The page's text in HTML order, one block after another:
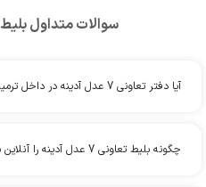
سوالات متداول بلیط
آیا دفتر تعاونی 7 عدل آدینه در داخل ترمینال است یا خارج آن؟
چگونه بلیط تعاونی 7 عدل آدینه را آنلاین بخریم؟